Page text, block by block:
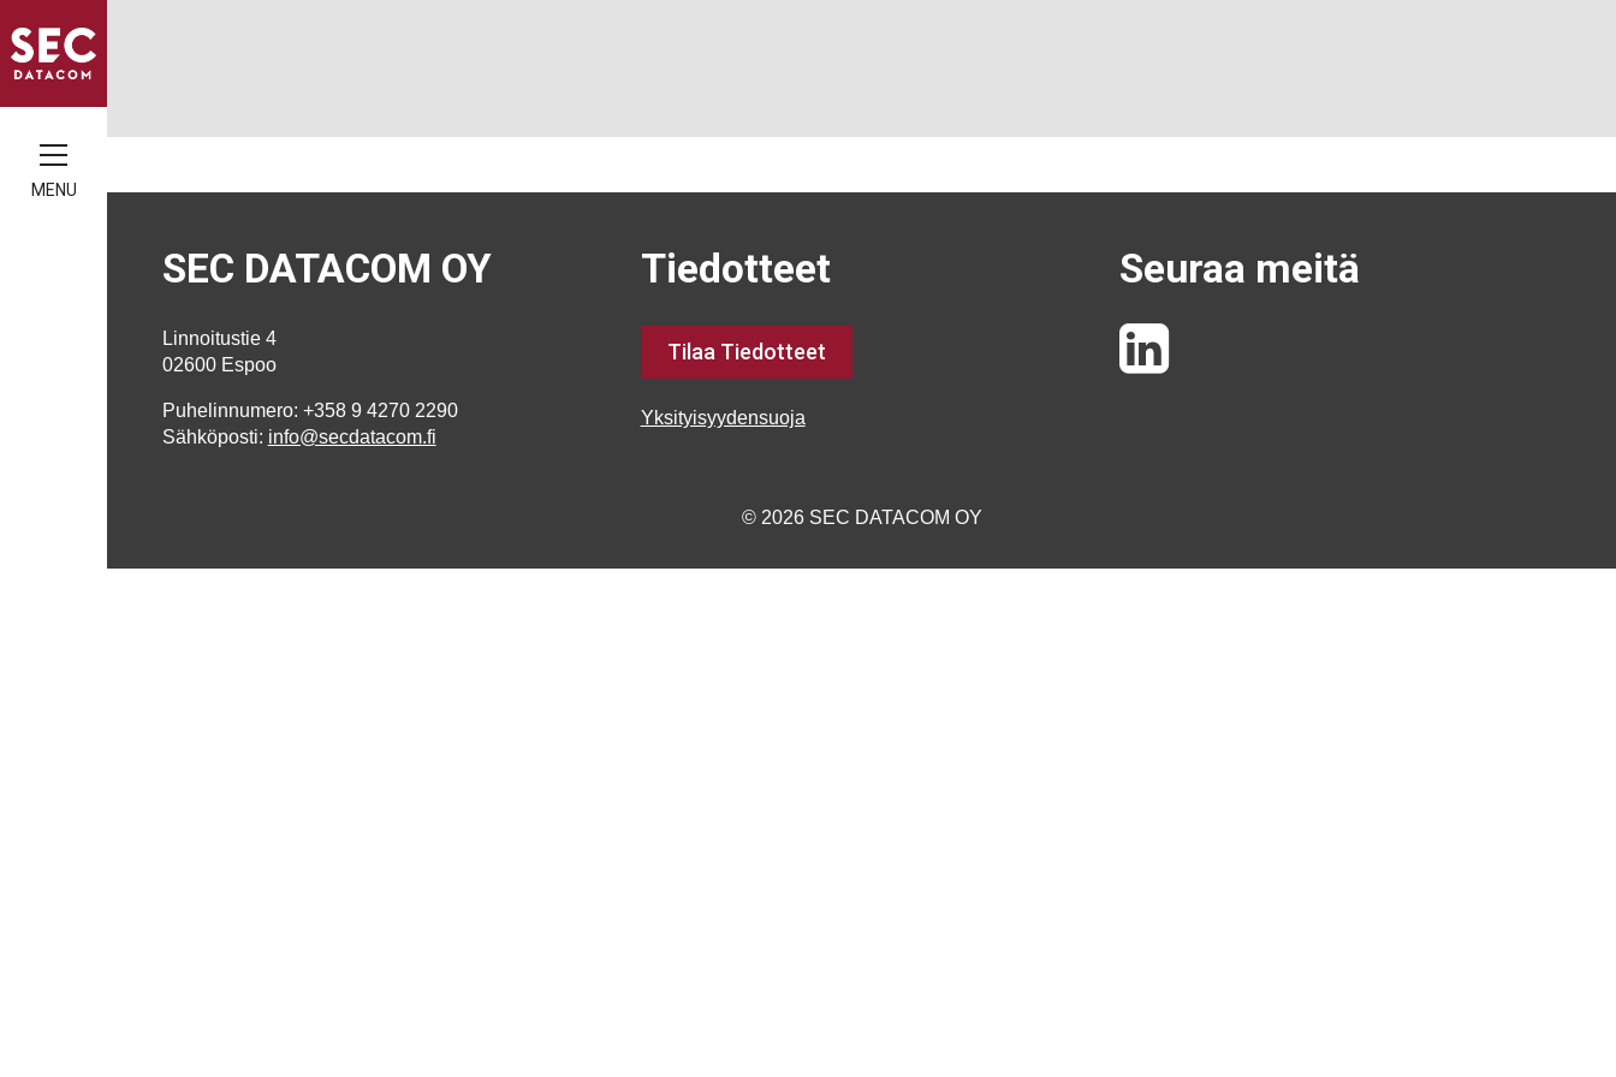
MENU
SEC DATACOM OY
Linnoitustie 4
02600 Espoo
Puhelinnumero: +358 9 4270 2290
Sähköposti: info@secdatacom.fi
Tiedotteet
Tilaa Tiedotteet
Yksityisyydensuoja
Seuraa meitä
© 2026 SEC DATACOM OY